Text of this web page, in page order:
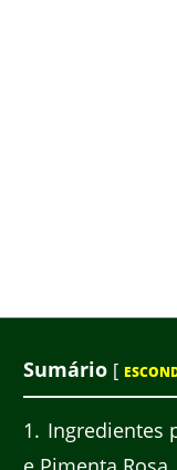
Sumário [
1
Ingredientes